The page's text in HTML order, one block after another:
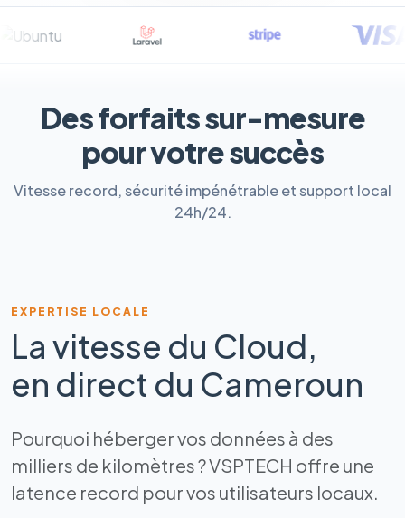
Des forfaits sur-mesure
pour votre succès
Vitesse record, sécurité impénétrable et support local
24h/24.
EXPERTISE LOCALE
La vitesse du Cloud,
en direct du Cameroun
Pourquoi héberger vos données à des
milliers de kilomètres ? VSPTECH offre une
latence record pour vos utilisateurs locaux.